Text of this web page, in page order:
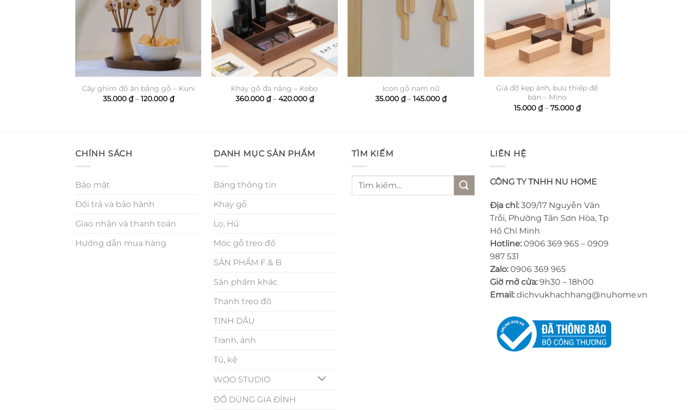
Cây ghim đồ ăn bằng gỗ – Kuni
35.000₫ – 120.000₫Khoảng
giá:
Khay gỗ đa năng – Kebo
360.000₫ – 420.000₫Khoảng
giá:
Icon gỗ nam nữ
35.000₫ – 145.000₫Khoảng
giá:
Giá đỡ kẹp ảnh, bưu thiếp để
bàn – Mino
15.000₫ – 75.000₫Khoảng
giá:
CHÍNH SÁCH
Bảo mật
Đổi trả và bảo hành
Giao nhận và thanh toán
Hướng dẫn mua hàng
DANH MỤC SẢN PHẨM
Bảng thông tin
Khay gỗ
Lọ, Hủ
Móc gỗ treo đồ
SẢN PHẨM F & B
Sản phẩm khác
Thanh treo đồ
TINH DẦU
Tranh, ảnh
Tủ, kệ
WOO STUDIO
ĐỒ DÙNG GIA ĐÌNH
TÌM KIẾM
Tìm
LIÊN HỆ
CÔNG TY TNHH NU HOME
Địa chỉ: 309/17 Nguyễn Văn
Trỗi, Phường Tân Sơn Hòa, Tp
Hồ Chí Minh
Hotline: 0906 369 965 – 0909
987 531
Zalo: 0906 369 965
Giờ mở cửa: 9h30 – 18h00
Email: dichvukhachhang@nuhome.vn